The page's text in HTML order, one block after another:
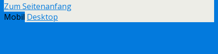
Zum Seitenanfang
Mobil Desktop